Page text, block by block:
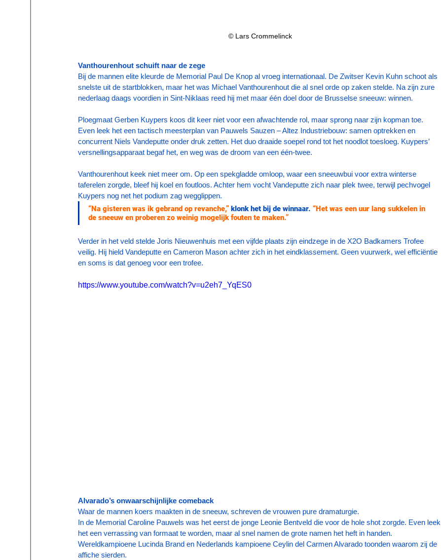
© Lars Crommelinck
Vanthourenhout schuift naar de zege
Bij de mannen elite kleurde de Memorial Paul De Knop al vroeg internationaal. De Zwitser Kevin Kuhn schoot als
snelste uit de startblokken, maar het was Michael Vanthourenhout die al snel orde op zaken stelde. Na zijn zure
nederlaag daags voordien in Sint-Niklaas reed hij met maar één doel door de Brusselse sneeuw: winnen.
Ploegmaat Gerben Kuypers koos dit keer niet voor een afwachtende rol, maar sprong naar zijn kopman toe.
Even leek het een tactisch meesterplan van Pauwels Sauzen – Altez Industriebouw: samen optrekken en
concurrent Niels Vandeputte onder druk zetten. Het duo draaide soepel rond tot het noodlot toesloeg. Kuypers’
versnellingsapparaat begaf het, en weg was de droom van een één-twee.
Vanthourenhout keek niet meer om. Op een spekgladde omloop, waar een sneeuwbui voor extra winterse
taferelen zorgde, bleef hij koel en foutloos. Achter hem vocht Vandeputte zich naar plek twee, terwijl pechvogel
Kuypers nog net het podium zag wegglippen.
“Na gisteren was ik gebrand op revanche,” klonk het bij de winnaar. “Het was een uur lang sukkelen in
de sneeuw en proberen zo weinig mogelijk fouten te maken.”
Verder in het veld stelde Joris Nieuwenhuis met een vijfde plaats zijn eindzege in de X2O Badkamers Trofee
veilig. Hij hield Vandeputte en Cameron Mason achter zich in het eindklassement. Geen vuurwerk, wel efficiëntie
en soms is dat genoeg voor een trofee.
https://www.youtube.com/watch?v=u2eh7_YqES0
Alvarado’s onwaarschijnlijke comeback
Waar de mannen koers maakten in de sneeuw, schreven de vrouwen pure dramaturgie.
In de Memorial Caroline Pauwels was het eerst de jonge Leonie Bentveld die voor de hole shot zorgde. Even leek
het een verrassing van formaat te worden, maar al snel namen de grote namen het heft in handen.
Wereldkampioene Lucinda Brand en Nederlands kampioene Ceylin del Carmen Alvarado toonden waarom zij de
affiche sierden.